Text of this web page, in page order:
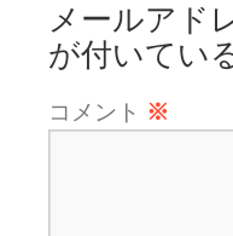
メールアド
が付いてい
コメント ※